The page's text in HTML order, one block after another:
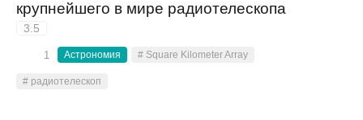
крупнейшего в мире радиотелескопа
3.5
1 Астрономия # Square Kilometer Array
# радиотелескоп